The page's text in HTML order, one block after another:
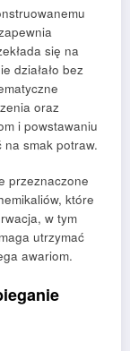
się na
działało bez
oraz
i powstawaniu
na smak potraw.
przeznaczone
które
w tym
utrzymać
awariom.